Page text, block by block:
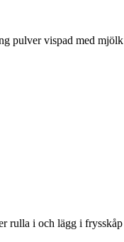
pulver vispad med
rulla i och lägg i